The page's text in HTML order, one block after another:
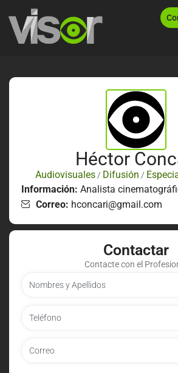
Héctor
Audiovisuales / Difusión /
Información: Analista
Correo: hconcari@gmail.com
Contactar
Contacte con el